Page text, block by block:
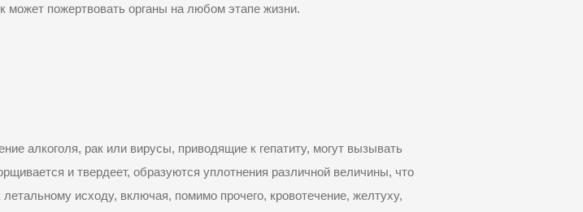
может пожертвовать органы на любом этапе жизни.
алкоголя, рак или вирусы, приводящие к гепатиту, могут вызывать
и твердеет, образуются уплотнения различной величины, что
исходу, включая, помимо прочего, кровотечение, желтуху,